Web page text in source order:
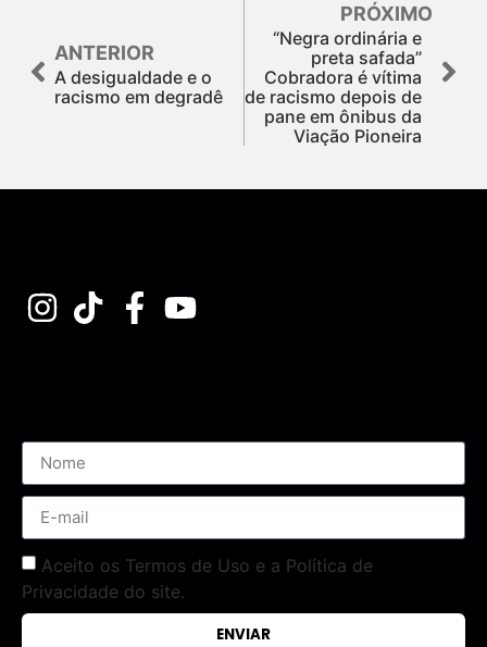
ANTERIOR
A desigualdade e o
racismo em degradê
PRÓXIMO
“Negra ordinária e
preta safada”
Cobradora é vítima
de racismo depois de
pane em ônibus da
Viação Pioneira
Aceito os Termos de Uso e a Política de
Privacidade do site.
ENVIAR